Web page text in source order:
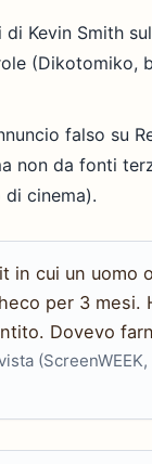
Kevin Smith
(Dikotomiko,
falso su
non da fonti
di cinema).
in cui un uomo
per 3 mesi.
Dovevo